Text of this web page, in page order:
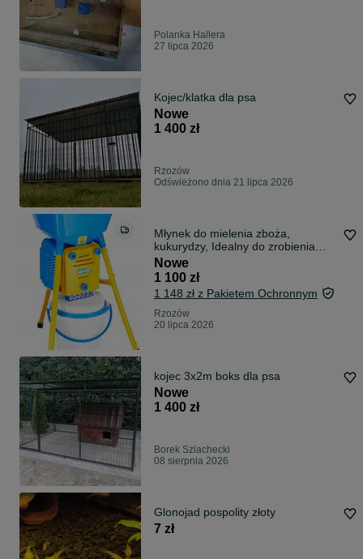
Polanka Hallera
27 lipca 2026
Kojec/klatka dla psa
Nowe
1 400 zł
Rzozów
Odświeżono dnia 21 lipca 2026
Młynek do mielenia zboża,
kukurydzy, Idealny do zrobienia
paszy
Nowe
1 100 zł
1 148 zł z Pakietem Ochronnym
Rzozów
20 lipca 2026
kojec 3x2m boks dla psa
Nowe
1 400 zł
Borek Szlachecki
08 sierpnia 2026
Glonojad pospolity złoty
7 zł